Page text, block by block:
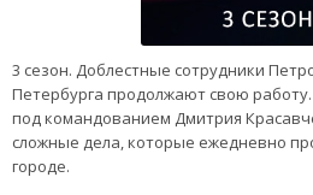
3 сезон. Доблестные сотрудники
Петербурга продолжают свою
под командованием Дмитрия
сложные дела, которые ежедневно
городе.